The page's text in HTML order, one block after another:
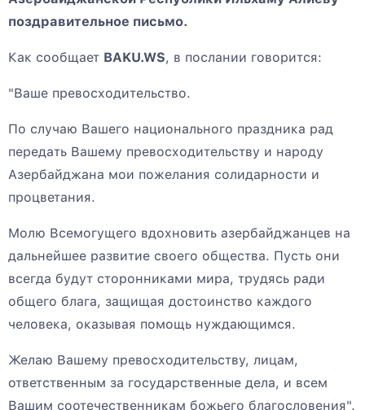
поздравительное письмо.
Как сообщает BAKU.WS, в послании говорится:
"Ваше превосходительство.
По случаю Вашего национального праздника рад
передать Вашему превосходительству и народу
Азербайджана мои пожелания солидарности и
процветания.
Молю Всемогущего вдохновить азербайджанцев на
дальнейшее развитие своего общества. Пусть они
всегда будут сторонниками мира, трудясь ради
общего блага, защищая достоинство каждого
человека, оказывая помощь нуждающимся.
Желаю Вашему превосходительству, лицам,
ответственным за государственные дела, и всем
Вашим соотечественникам божьего благословения".